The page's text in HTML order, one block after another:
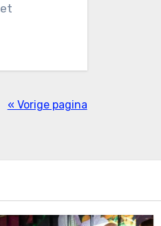
« Vorige pagina